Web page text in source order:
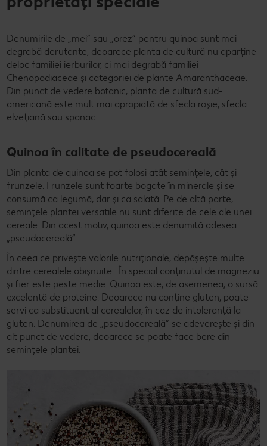
Denumirile de „mei” sau „orez” pentru quinoa sunt mai
degrabă derutante, deoarece planta de cultură nu aparține
deloc familiei ierburilor, ci mai degrabă familiei
Chenopodiaceae și categoriei de plante Amaranthaceae.
Din punct de vedere botanic, planta de cultură sud-
americană este mult mai apropiată de sfecla roșie, sfecla
elvețiană sau spanac.
Quinoa în calitate de pseudocereală
Din planta de quinoa se pot folosi atât semințele, cât și
frunzele. Frunzele sunt foarte bogate în minerale și se
consumă ca legumă, dar și ca salată. Pe de altă parte,
semințele plantei versatile nu sunt diferite de cele ale unei
cereale. Din acest motiv, quinoa este denumită adesea
„pseudocereală”.
În ceea ce privește valorile nutriționale, depășește multe
dintre cerealele obișnuite. În special conținutul de magneziu
și fier este peste medie. Quinoa este, de asemenea, o sursă
excelentă de proteine. Deoarece nu conține gluten, poate
servi ca substituent al cerealelor, în caz de intoleranță la
gluten. Denumirea de „pseudocereală” se adeverește și din
alt punct de vedere, deoarece se poate face bere din
semințele plantei.